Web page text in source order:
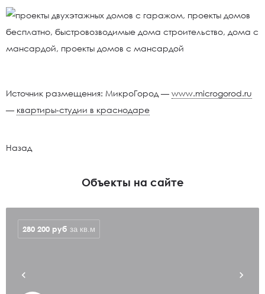
Источник размещения: МикроГород — www.microgorod.ru
— квартиры-студии в краснодаре
Назад
Объекты на сайте
280 200 руб за кв.м